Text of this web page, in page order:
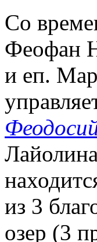
Со
Феофан
и еп.
из 3
озер (3